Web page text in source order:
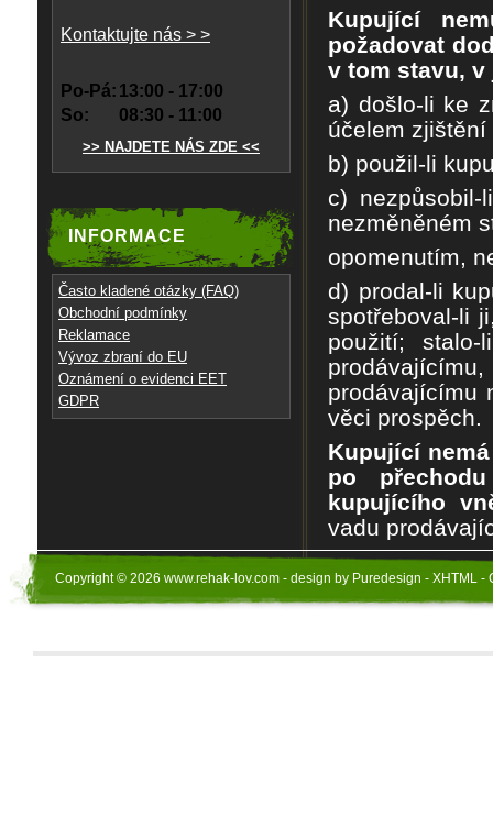
Kontaktujte nás > >
Po-Pá: 13:00 - 17:00
So:
08:30 - 11:00
>> NAJDETE NÁS ZDE <<
INFORMACE
Často kladené otázky (FAQ)
Obchodní podmínky
Reklamace
Vývoz zbraní do EU
Oznámení o evidenci EET
GDPR
Kupující nem
požadovat
v tom stavu,
a) došlo-li ke
účelem zjištění
b) použil-li
c) nezpůsobil-
nezměněném
opomenutím,
d) prodal-li
spotřeboval-li
použití;
prodávajícímu
věci prospěch.
Kupující
po př
kupujícího vn
vadu
Copyright © 2026 www.rehak-lov.com - design by Puredesign - XHTML -